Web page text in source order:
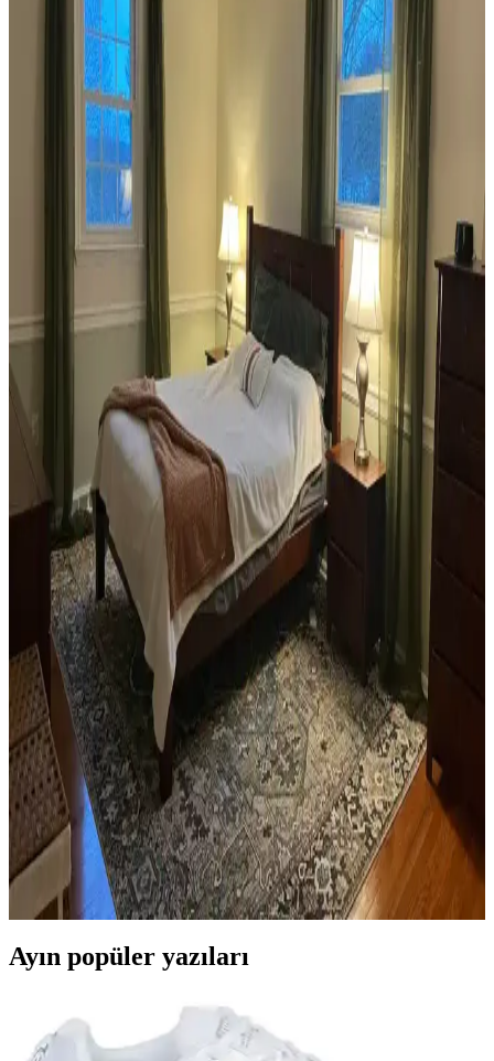
Veranda Dekorasyonunda Bitki Seçimi, Aydınlatma
ve Mobilya Düzenlemeleriyle Estetik İyileştirme
Yöntemleri
Veranda dekorasyonunda bitkiler, halılar, aydınlatma ve mobilyaların
uyumlu kullanımı mekânı daha davetkâr ve fonksiyonel kılar. Doğru
seçimler verandanın atmosferini ve dış görünümünü güçlendirir.
Habitat'tan İkinci El Mobilya Alımı ve Ev
Dekorasyonunda Stil Oluşturma Yöntemleri
Habitat mağazalarından ikinci el mobilya alımı, ekonomik ve özgün
dekorasyon için fırsatlar sunar. Doğru seçim, temizlik ve stil
oluşturma evin atmosferini belirler.
Teal Renkli Sandalyenin Halı ve Dolapla
Uyumunda Renk Tonları ve Aksesuarların Rolü
Teal renkli sandalyenin halı ve dolapla uyumu, doğru renk tonları ve
aksesuar seçimiyle sağlanır. Halıdaki mavi-yeşil alt tonlar ve sıcak
ahşap dolap, teal rengini öne çıkarır, aksesuarlar ise denge oluşturur.
Yan Sehpa Boyama Renk Seçenekleri ve
Dekorasyon Uyumu İçin Rehber
Yan sehpa boyamada renk seçimi, mobilya ve dekorasyon uyumu
açısından önemlidir. Koyu tonlar, sıcak renkler ve doğal ahşap
görünümü seçenekleriyle estetik sonuçlar elde edilir.
Ev Kütüphanesi Yenileme: Renk, Dekorasyon ve
Konforun Dengeli Buluşması
Ev kütüphanesi yenilemesinde renklerin rahatlatıcı etkisi, kişisel
dekoratif öğeler ve konforlu mobilyalar ön plandadır. Tavan boyama
ve raf düzeni mekânın atmosferini zenginleştirir.
Yatak Odası Düzeni ve Dekorasyonunda Doğru
Yerleşim ve Tasarım İpuçları
Yatak odasında doğru mobilya yerleşimi, renk uyumu, aydınlatma
ve kişisel dokunuşlarla mekanın fonksiyonelliği ve estetiği artırılır.
Bu ipuçlarıyla odanız daha dengeli ve sıcak bir hale gelir.
Ayın popüler yazıları